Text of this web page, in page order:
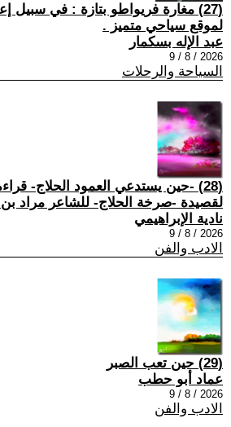
(27) مغارة فريواطو بتازة : في سبيل
لموقع سياحي متميز .
عبد الإله بسكمار
2026 / 8 / 9
السياحة والرحلات
(28) -حين يستدعي العمود الحلاج-
لقصيدة -صرخة الحلاج- للشاعر مراد بن
نادية الإبراهيمي
2026 / 8 / 9
الادب والفن
(29) حين تعب الصبر
عماد أبو حطب
2026 / 8 / 9
الادب والفن